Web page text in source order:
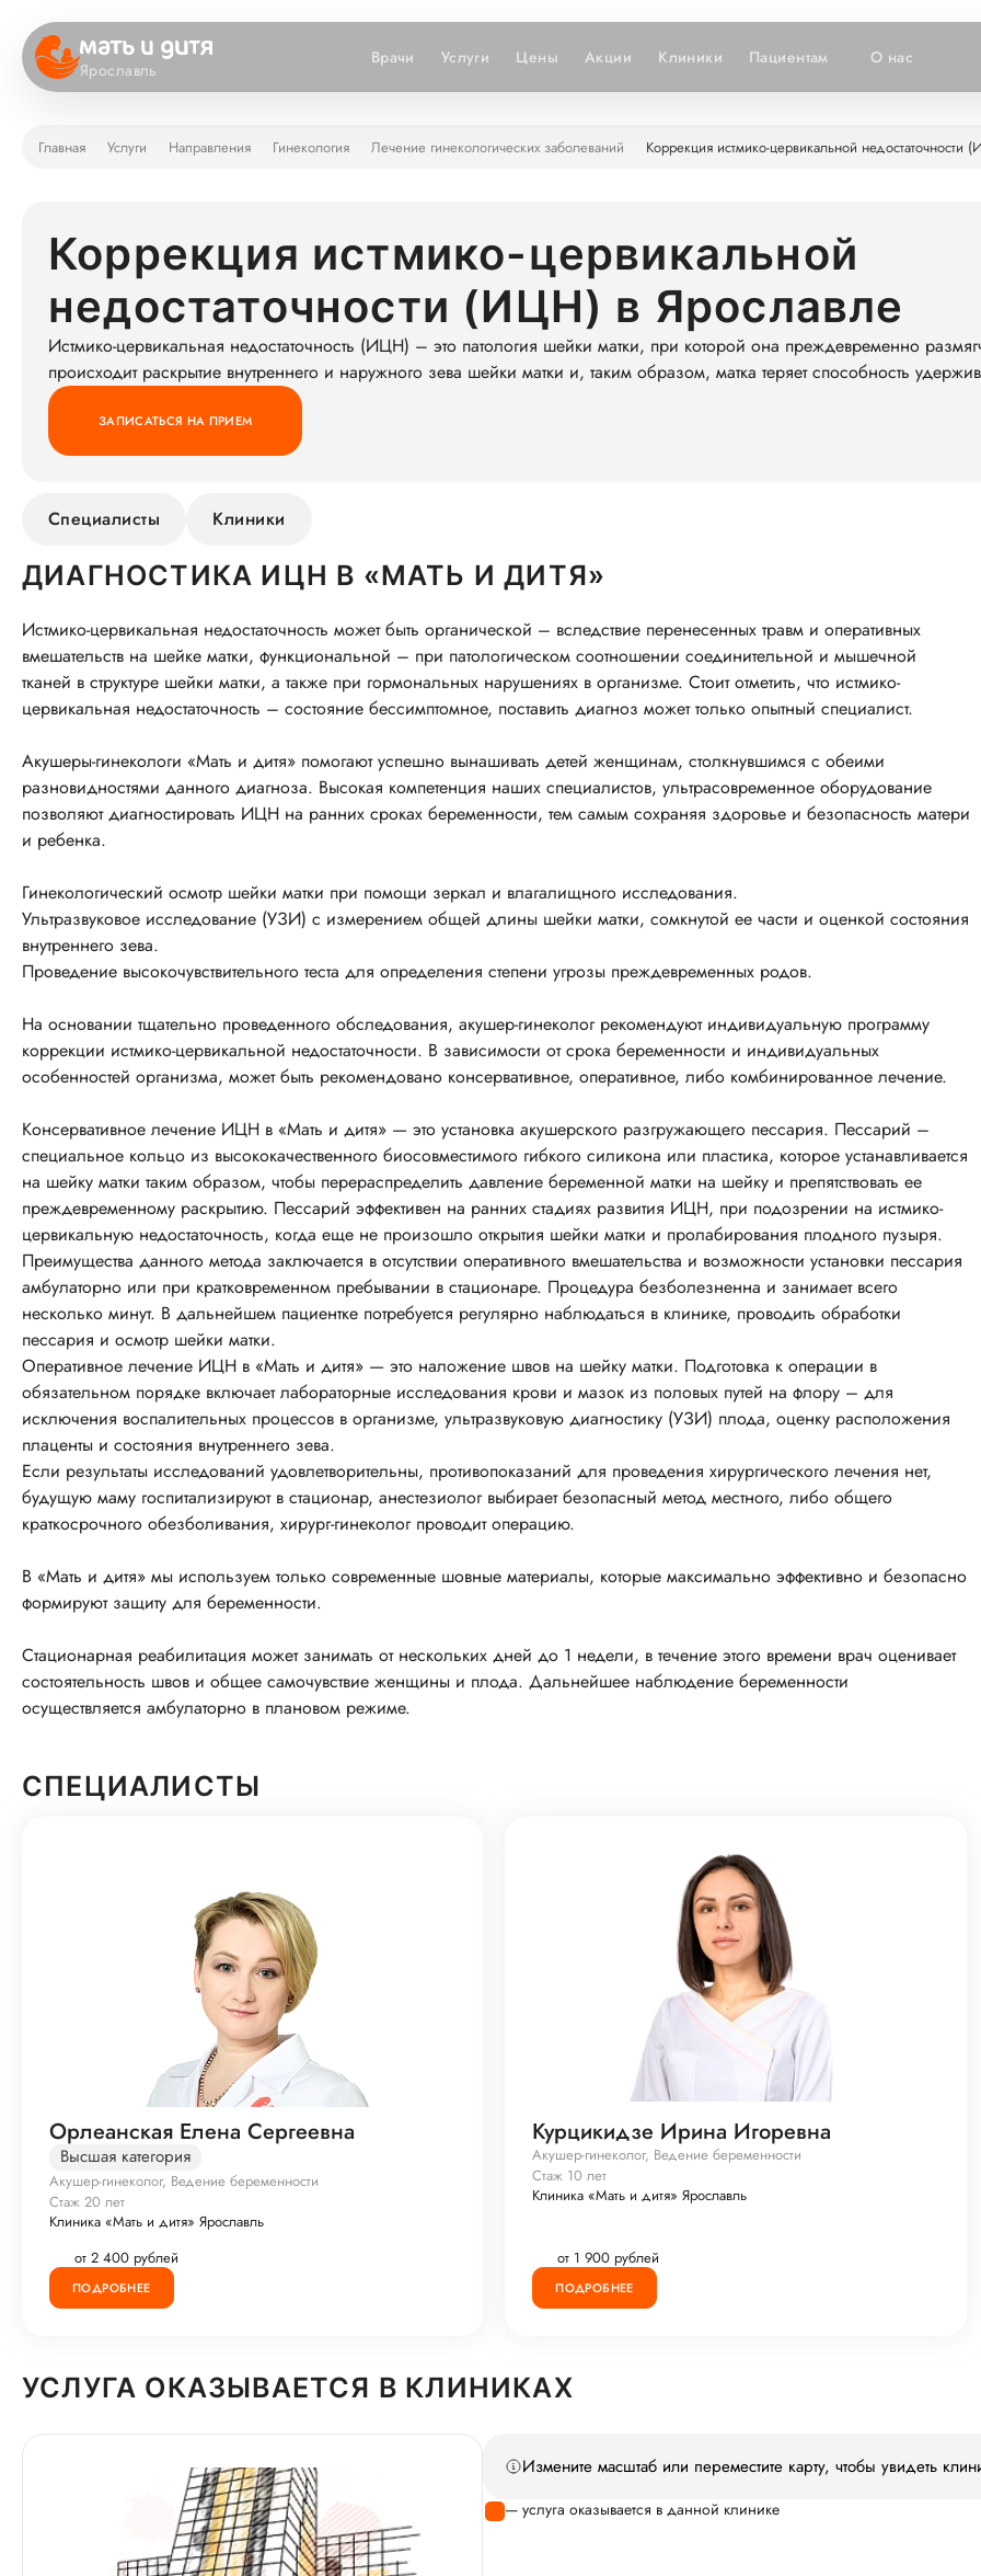
Ярославль
Врачи Услуги Цены Акции Клиники Пациентам О нас
Главная Услуги Направления Гинекология Лечение гинекологических заболеваний Коррекция истмико-цервикальной недостаточности
Коррекция истмико-цервикальной
недостаточности (ИЦН) в Ярославле
Истмико-цервикальная недостаточность (ИЦН) – это патология шейки матки, при которой она преждевременно
происходит раскрытие внутреннего и наружного зева шейки матки и, таким образом, матка теряет способность
ЗАПИСАТЬСЯ НА ПРИЕМ
Специалисты Клиники
ДИАГНОСТИКА ИЦН В «МАТЬ И ДИТЯ»
Истмико-цервикальная недостаточность может быть органической – вследствие перенесенных травм и оперативных
вмешательств на шейке матки, функциональной – при патологическом соотношении соединительной и мышечной
тканей в структуре шейки матки, а также при гормональных нарушениях в организме. Стоит отметить, что истмико-
цервикальная недостаточность – состояние бессимптомное, поставить диагноз может только опытный специалист.
Акушеры-гинекологи «Мать и дитя» помогают успешно вынашивать детей женщинам, столкнувшимся с обеими
разновидностями данного диагноза. Высокая компетенция наших специалистов, ультрасовременное оборудование
позволяют диагностировать ИЦН на ранних сроках беременности, тем самым сохраняя здоровье и безопасность матери
и ребенка.
Гинекологический осмотр шейки матки при помощи зеркал и влагалищного исследования.
Ультразвуковое исследование (УЗИ) с измерением общей длины шейки матки, сомкнутой ее части и оценкой состояния
внутреннего зева.
Проведение высокочувствительного теста для определения степени угрозы преждевременных родов.
На основании тщательно проведенного обследования, акушер-гинеколог рекомендуют индивидуальную программу
коррекции истмико-цервикальной недостаточности. В зависимости от срока беременности и индивидуальных
особенностей организма, может быть рекомендовано консервативное, оперативное, либо комбинированное лечение.
Консервативное лечение ИЦН в «Мать и дитя» — это установка акушерского разгружающего пессария. Пессарий –
специальное кольцо из высококачественного биосовместимого гибкого силикона или пластика, которое устанавливается
на шейку матки таким образом, чтобы перераспределить давление беременной матки на шейку и препятствовать ее
преждевременному раскрытию. Пессарий эффективен на ранних стадиях развития ИЦН, при подозрении на истмико-
цервикальную недостаточность, когда еще не произошло открытия шейки матки и пролабирования плодного пузыря.
Преимущества данного метода заключается в отсутствии оперативного вмешательства и возможности установки пессария
амбулаторно или при кратковременном пребывании в стационаре. Процедура безболезненна и занимает всего
несколько минут. В дальнейшем пациентке потребуется регулярно наблюдаться в клинике, проводить обработки
пессария и осмотр шейки матки.
Оперативное лечение ИЦН в «Мать и дитя» — это наложение швов на шейку матки. Подготовка к операции в
обязательном порядке включает лабораторные исследования крови и мазок из половых путей на флору – для
исключения воспалительных процессов в организме, ультразвуковую диагностику (УЗИ) плода, оценку расположения
плаценты и состояния внутреннего зева.
Если результаты исследований удовлетворительны, противопоказаний для проведения хирургического лечения нет,
будущую маму госпитализируют в стационар, анестезиолог выбирает безопасный метод местного, либо общего
краткосрочного обезболивания, хирург-гинеколог проводит операцию.
В «Мать и дитя» мы используем только современные шовные материалы, которые максимально эффективно и безопасно
формируют защиту для беременности.
Стационарная реабилитация может занимать от нескольких дней до 1 недели, в течение этого времени врач оценивает
состоятельность швов и общее самочувствие женщины и плода. Дальнейшее наблюдение беременности
осуществляется амбулаторно в плановом режиме.
СПЕЦИАЛИСТЫ
Орлеанская Елена Сергеевна
Высшая категория
Акушер-гинеколог, Ведение беременности
Стаж 20 лет
Клиника «Мать и дитя» Ярославль
от 2 400 рублей
ПОДРОБНЕЕ
Курцикидзе Ирина Игоревна
Акушер-гинеколог, Ведение беременности
Стаж 10 лет
Клиника «Мать и дитя» Ярославль
от 1 900 рублей
ПОДРОБНЕЕ
УСЛУГА ОКАЗЫВАЕТСЯ В КЛИНИКАХ
Измените масштаб или переместите карту, чтобы увидеть
— услуга оказывается в данной клинике